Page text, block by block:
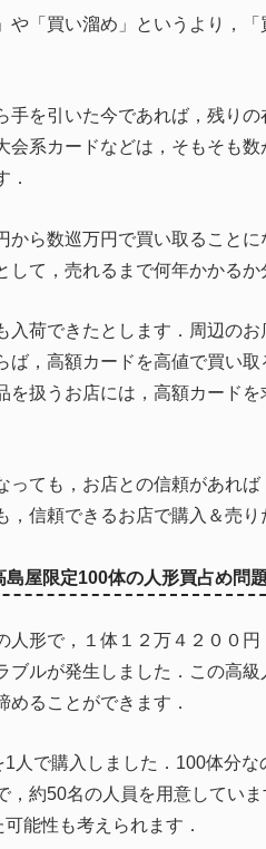
や「買い溜め」というより，
手を引いた今であれば，残り
会系カードなどは，そもそも
．
から数巡万円で買い取ること
て，売れるまで何年かかるか
入荷できたとします．周辺の
ば，高額カードを高値で買い
を扱うお店には，高額カード
っても，お店との信頼があれ
信頼できるお店で購入＆売り
屋限定100体の人形買占め問
人形で，１体１２万４２００
ブルが発生しました．この高
ることができます．
人で購入しました．100体分
，約50名の人員を用意してい
能性も考えられます．